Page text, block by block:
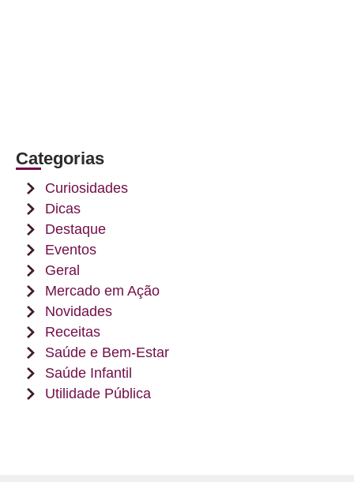
Categorias
Curiosidades
Dicas
Destaque
Eventos
Geral
Mercado em Ação
Novidades
Receitas
Saúde e Bem-Estar
Saúde Infantil
Utilidade Pública